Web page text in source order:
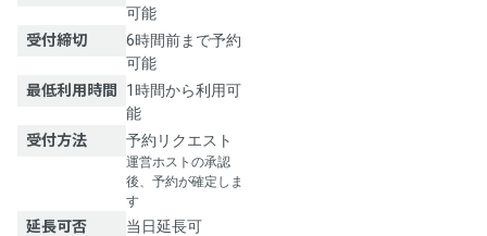
可能
受付締切
6時間前まで予約
可能
最低利用時間
1時間から利用可
能
受付方法
予約リクエスト
運営ホストの承認
後、予約が確定しま
す
延長可否 当日延長可